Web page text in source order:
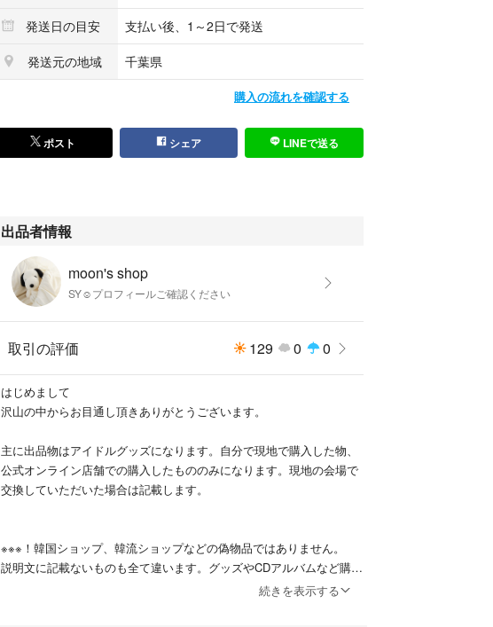
発送日の目安
支払い後、1～2日で発送
発送元の地域
千葉県
購入の流れを確認する
ポスト シェア LINEで送る
出品者情報
moon's shop
SY☺︎プロフィールご確認ください
取引の評価 129 0 0
はじめまして
沢山の中からお目通し頂きありがとうございます。
主に出品物はアイドルグッズになります。自分で現地で購入した物、
公式オンライン店舗での購入したもののみになります。現地の会場で
交換していただいた場合は記載します。
※※※！韓国ショップ、韓流ショップなどの偽物品ではありません。
説明文に記載ないものも全て違います。グッズやCDアルバムなど購入
続きを表示する